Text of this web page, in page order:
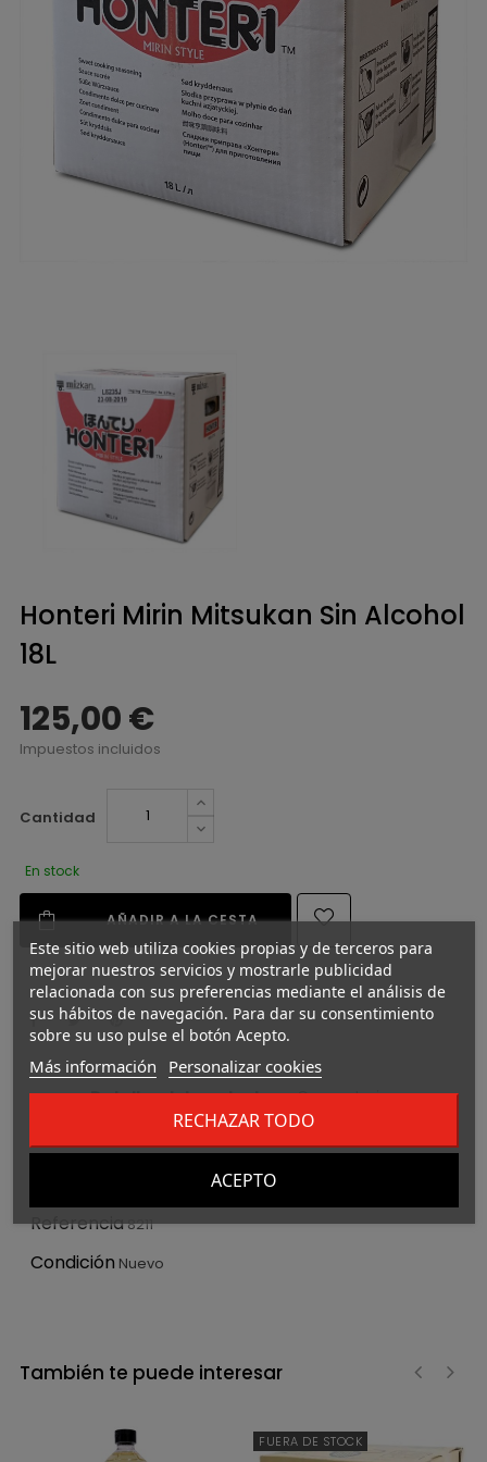
Honteri Mirin Mitsukan Sin Alcohol
18L
125,00 €
Impuestos incluidos
Cantidad
En stock
AÑADIR A LA CESTA
Detalles del producto Comentarios
Referencia8211
Condición Nuevo
También te puede interesar
FUERA DE STOCK
Este sitio web utiliza cookies propias y de terceros para
mejorar nuestros servicios y mostrarle publicidad
relacionada con sus preferencias mediante el análisis de
sus hábitos de navegación. Para dar su consentimiento
sobre su uso pulse el botón Acepto.
Más información Personalizar cookies
RECHAZAR TODO
ACEPTO